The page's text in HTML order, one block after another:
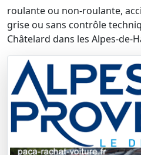
roulante ou non-roulante,
grise ou sans contrôle
Châtelard dans les Alpes-de-